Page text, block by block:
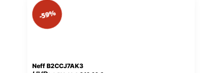
Neff B2CCJ7AK3
-59%